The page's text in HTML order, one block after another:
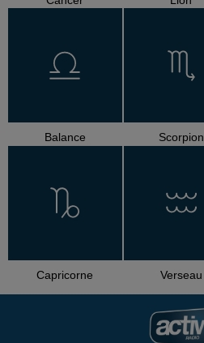
Balance Scorpion
Capricorne Verseau